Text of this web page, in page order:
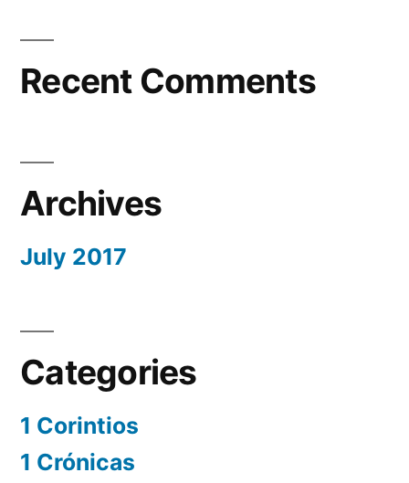
Recent Comments
Archives
July 2017
Categories
1 Corintios
1 Crónicas